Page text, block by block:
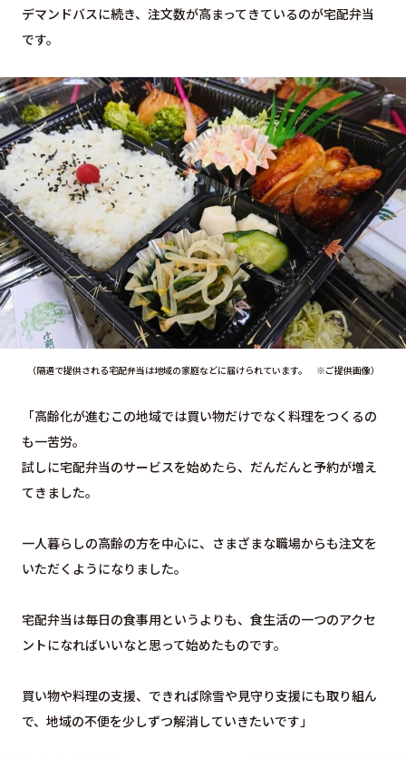
デマンドバスに続き、注文数が高まってきているのが宅配弁当
です。
（隔週で提供される宅配弁当は地域の家庭などに届けられています。 ※ご提供画像）
「⾼齢化が進むこの地域では買い物だけでなく料理をつくるの
も⼀苦労。
試しに宅配弁当のサービスを始めたら、だんだんと予約が増え
てきました。
⼀⼈暮らしの⾼齢の⽅を中心に、さまざまな職場からも注⽂を
いただくようになりました。
宅配弁当は毎⽇の⾷事⽤というよりも、食生活の一つのアクセ
ントになればいいなと思って始めたものです。
買い物や料理の⽀援、できれば除雪や⾒守り支援にも取り組ん
で、地域の不便を少しずつ解消していきたいです」